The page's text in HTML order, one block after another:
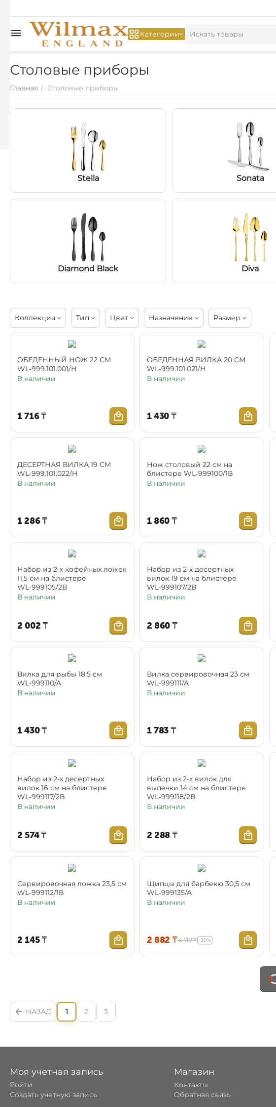
Категории
Столовые приборы
Главная / Столовые приборы
Stella Sonata
Diamond Black Diva
Коллекция Тип Цвет Назначение Размер
ОБЕДЕННЫЙ НОЖ 22 СМ
WL‑999.101.001/Н
В наличии
1 716₸
ОБЕДЕННАЯ ВИЛКА 20 СМ
WL‑999.101.021/H
В наличии
1 430₸
ДЕСЕРТНАЯ ВИЛКА 19 СМ
WL‑999.101.022/H
В наличии
1 286₸
Нож столовый 22 см на
блистере WL‑999100/1B
В наличии
1 860₸
Набор из 2-х кофейных ложек
11,5 см на блистере
WL‑999105/2B
В наличии
2 002₸
Набор из 2-х десертных
вилок 19 см на блистере
WL‑999107/2B
В наличии
2 860₸
Вилка для рыбы 18,5 см
WL‑999110/A
В наличии
1 430₸
Вилка сервировочная 23 см
WL‑999111/A
В наличии
1 783₸
Набор из 2-х десертных
вилок 16 см на блистере
WL‑999117/2B
В наличии
2 574₸
Набор из 2-х вилок для
выпечки 14 см на блистере
WL‑999118/2B
В наличии
2 288₸
Сервировочная ложка 23,5 см
WL‑999112/1B
В наличии
2 145₸
Щипцы для барбекю 30,5 см
WL‑999135/A
В наличии
2 882 ₸4 117₸ -30%
НАЗАД 1 2 3
Моя учетная запись
Войти
Создать учетную запись
Магазин
Контакты
Обратная связь